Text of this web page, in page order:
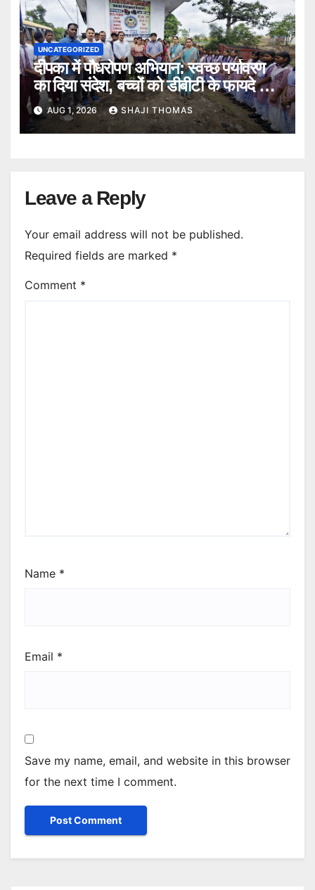
UNCATEGORIZED
दीपका में पौधरोपण अभियान: स्वच्छ पर्यावरण
का दिया संदेश, बच्चों को डीबीटी के फायदे भी
बताए।
AUG 1, 2026 SHAJI THOMAS
Leave a Reply
Your email address will not be published.
Required fields are marked *
Comment *
Name *
Email *
Save my name, email, and website in this browser
for the next time I comment.